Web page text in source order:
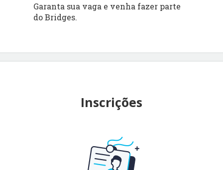
Garanta sua vaga e venha fazer parte
do Bridges.
Inscrições